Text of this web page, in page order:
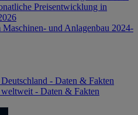
Preisentwicklung in
und Anlagenbau 2024-
- Daten & Fakten
- Daten & Fakten